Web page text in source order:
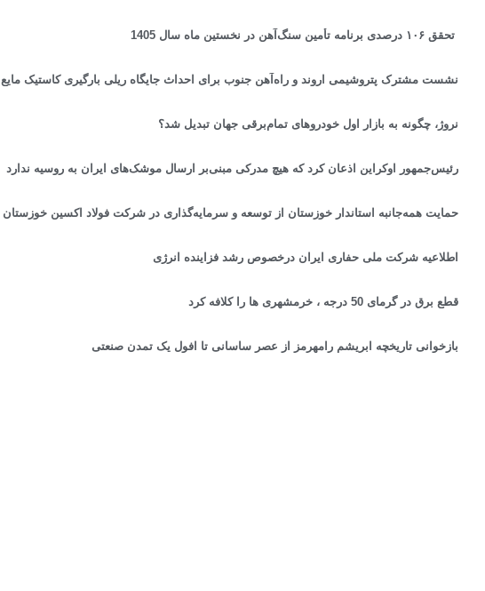
تحقق ۱۰۶ درصدی برنامه تأمین سنگ‌آهن در نخستین ماه سال 1405
نشست مشترک پتروشیمی اروند و راه‌آهن جنوب برای احداث جایگاه ریلی بارگیری کاستیک مایع
نروژ، چگونه به بازار اول خودروهای تمام‌برقی جهان تبدیل شد؟
رئیس‌جمهور اوکراین اذعان کرد که هیچ مدرکی مبنی‌بر ارسال موشک‌های ایران به روسیه ندارد
حمایت همه‌جانبه استاندار خوزستان از توسعه و سرمایه‌گذاری در شرکت فولاد اکسین خوزستان
اطلاعیه شرکت ملی حفاری ایران درخصوص رشد فزاینده انرژی
قطع برق در گرمای 50 درجه ، خرمشهری ها را کلافه کرد
بازخوانی تاریخچه ابریشم رامهرمز از عصر ساسانی تا افول یک تمدن صنعتی